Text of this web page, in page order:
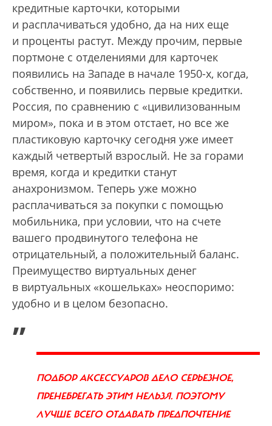
кредитные карточки, которыми
и расплачиваться удобно, да на них еще
и проценты растут. Между прочим, первые
портмоне с отделениями для карточек
появились на Западе в начале 1950-х, когда,
собственно, и появились первые кредитки.
Россия, по сравнению с «цивилизованным
миром», пока и в этом отстает, но все же
пластиковую карточку сегодня уже имеет
каждый четвертый взрослый. Не за горами
время, когда и кредитки станут
анахронизмом. Теперь уже можно
расплачиваться за покупки с помощью
мобильника, при условии, что на счете
вашего продвинутого телефона не
отрицательный, а положительный баланс.
Преимущество виртуальных денег
в виртуальных «кошельках» неоспоримо:
удобно и в целом безопасно.
„
ПОДБОР АКСЕССУАРОВ ДЕЛО СЕРЬЕЗНОЕ,
ПРЕНЕБРЕГАТЬ ЭТИМ НЕЛЬЗЯ. ПОЭТОМУ
ЛУЧШЕ ВСЕГО ОТДАВАТЬ ПРЕДПОЧТЕНИЕ